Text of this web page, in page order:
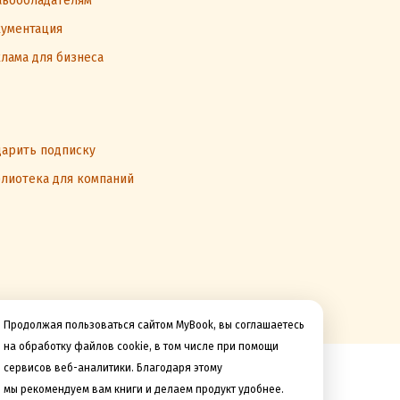
Продолжая пользоваться сайтом MyBook, вы соглашаетесь
на обработку файлов cookie, в том числе при помощи
сервисов веб-аналитики. Благодаря этому
мы рекомендуем вам книги и делаем продукт удобнее.
для бизнеса
подписку
для компаний